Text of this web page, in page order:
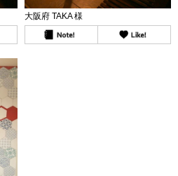
大阪府 TAKA 様